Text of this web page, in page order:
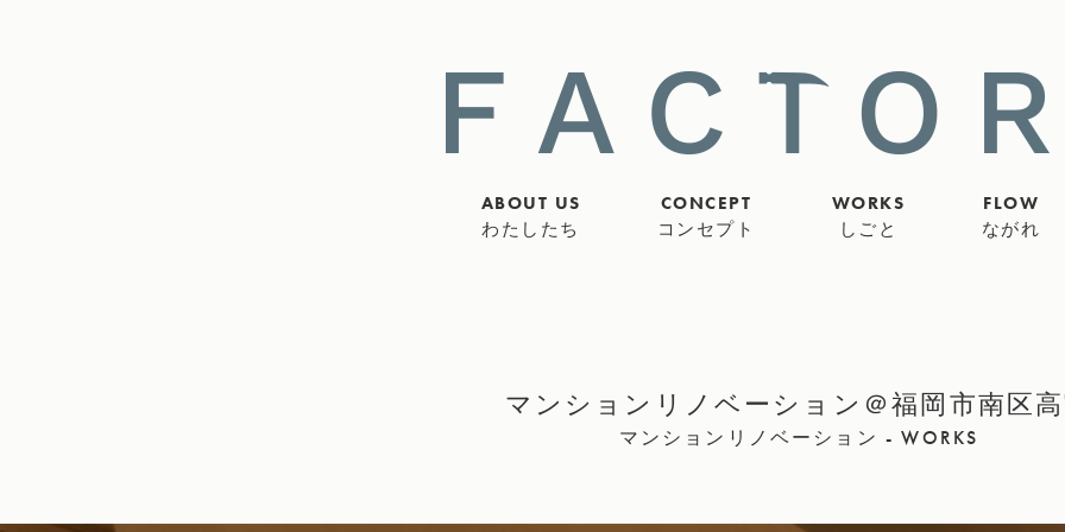
ABOUT US
わたしたち
CONCEPT
コンセプト
WORKS
しごと
FLOW
ながれ
マンションリノベーション＠福岡市南区
マンションリノベーション - WORKS